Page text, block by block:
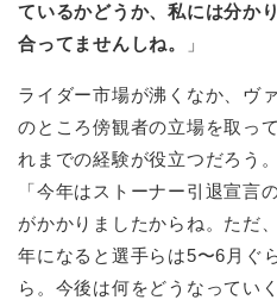
ているかどうか、私には分か
合ってませんしね。
」
ライダー市場が沸くなか、ヴ
のところ傍観者の立場を取っ
れまでの経験が役立つだろう。
「今年はストーナー引退宣言
がかかりましたからね。ただ
年になると選手らは5〜6月ぐ
ら。今後は何をどうなってい